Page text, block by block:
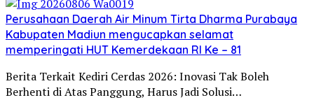
Perusahaan Daerah Air Minum Tirta Dharma Purabaya
Kabupaten Madiun mengucapkan selamat
memperingati HUT Kemerdekaan RI Ke – 81
Berita Terkait Kediri Cerdas 2026: Inovasi Tak Boleh
Berhenti di Atas Panggung, Harus Jadi Solusi…